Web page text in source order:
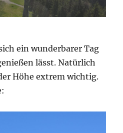
ein wunderbarer Tag
lässt. Natürlich
Höhe extrem wichtig.